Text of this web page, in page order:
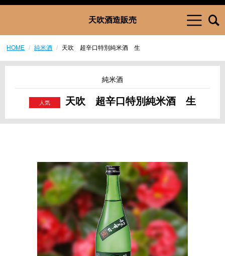
天吹酒造販売
HOME 純米酒 天吹 超辛口特別純米酒 生
純米酒
天吹 超辛口特別純米酒 生